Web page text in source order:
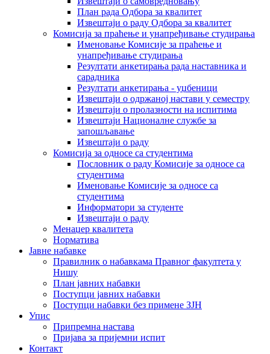
План рада Одбора за квалитет
Извештаји о раду Одбора за квалитет
Комисија за праћење и унапређивање студирања
Именовање Комисије за праћење и
унапређивање студирања
Резултати анкетирања рада наставника и
сарадника
Резултати анкетирања - уџбеници
Извештаји о одржаној настави у семестру
Извештаји о пролазности на испитима
Извештаји Националне службе за
запошљавање
Извештаји о раду
Комисија за односе са студентима
Пословник о раду Комисије за односе са
студентима
Именовање Комисије за односе са
студентима
Информатори за студенте
Извештаји о раду
Менаџер квалитета
Норматива
Јавне набавке
Правилник о набавкама Правног факултета у
Нишу
План јавних набавки
Поступци јавних набавки
Поступци набавки без примене ЗЈН
Упис
Припремна настава
Пријава за пријемни испит
Контакт